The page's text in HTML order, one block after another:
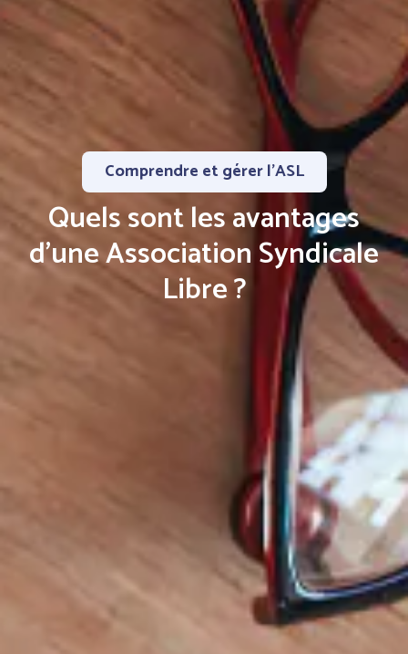
Comprendre et gérer l’ASL
Quels sont les avantages
d'une Association Syndicale
Libre ?